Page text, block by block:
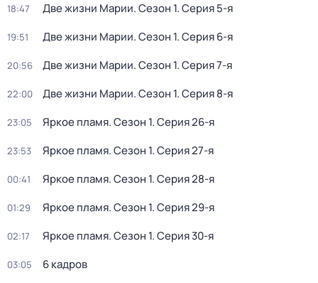
18:47 Две жизни Марии. Сезон 1. Серия 5-я
19:51 Две жизни Марии. Сезон 1. Серия 6-я
20:56 Две жизни Марии. Сезон 1. Серия 7-я
22:00 Две жизни Марии. Сезон 1. Серия 8-я
23:05 Яркое пламя. Сезон 1. Серия 26-я
23:53 Яркое пламя. Сезон 1. Серия 27-я
00:41 Яркое пламя. Сезон 1. Серия 28-я
01:29 Яркое пламя. Сезон 1. Серия 29-я
02:17 Яркое пламя. Сезон 1. Серия 30-я
03:05 6 кадров